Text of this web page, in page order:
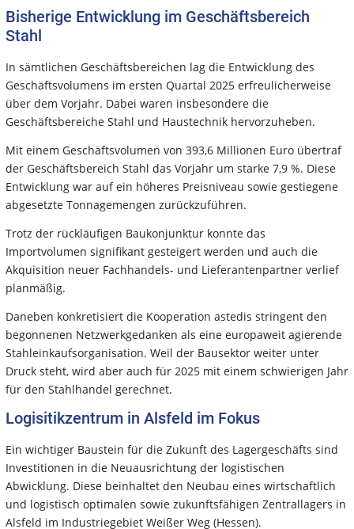
Bisherige Entwicklung im Geschäftsbereich
Stahl
In sämtlichen Geschäftsbereichen lag die Entwicklung des
Geschäftsvolumens im ersten Quartal 2025 erfreulicherweise
über dem Vorjahr. Dabei waren insbesondere die
Geschäftsbereiche Stahl und Haustechnik hervorzuheben.
Mit einem Geschäftsvolumen von 393,6 Millionen Euro übertraf
der Geschäftsbereich Stahl das Vorjahr um starke 7,9 %. Diese
Entwicklung war auf ein höheres Preisniveau sowie gestiegene
abgesetzte Tonnagemengen zurückzuführen.
Trotz der rückläufigen Baukonjunktur konnte das
Importvolumen signifikant gesteigert werden und auch die
Akquisition neuer Fachhandels- und Lieferantenpartner verlief
planmäßig.
Daneben konkretisiert die Kooperation astedis stringent den
begonnenen Netzwerkgedanken als eine europaweit agierende
Stahleinkaufsorganisation. Weil der Bausektor weiter unter
Druck steht, wird aber auch für 2025 mit einem schwierigen Jahr
für den Stahlhandel gerechnet.
Logisitikzentrum in Alsfeld im Fokus
Ein wichtiger Baustein für die Zukunft des Lagergeschäfts sind
Investitionen in die Neuausrichtung der logistischen
Abwicklung. Diese beinhaltet den Neubau eines wirtschaftlich
und logistisch optimalen sowie zukunftsfähigen Zentrallagers in
Alsfeld im Industriegebiet Weißer Weg (Hessen).